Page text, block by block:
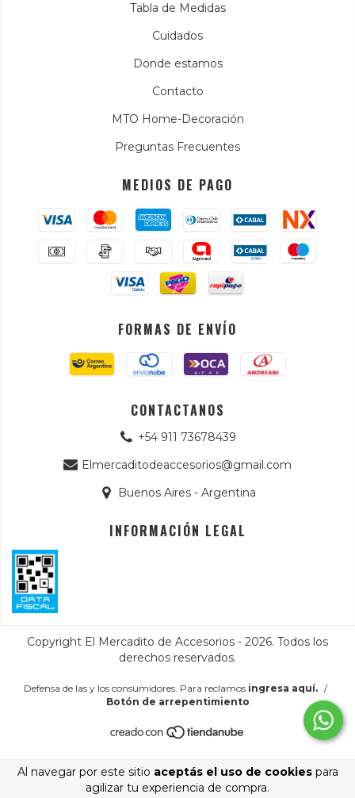
Al navegar por este sitio aceptás el uso de cookiespara
agilizar tu experiencia de compra.
Tabla de Medidas
Cuidados
Donde estamos
Contacto
MTO Home-Decoración
Preguntas Frecuentes
MEDIOS DE PAGO
FORMAS DE ENVÍO
CONTACTANOS
+54 911 73678439
Elmercaditodeaccesorios@gmail.com
Buenos Aires - Argentina
INFORMACIÓN LEGAL
Copyright El Mercadito de Accesorios - 2026. Todos los
derechos reservados.
Defensa de las y los consumidores. Para reclamos ingresa aquí. /
Botón de arrepentimiento